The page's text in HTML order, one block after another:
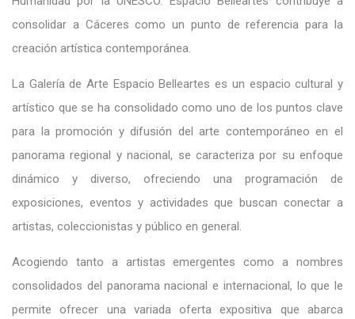
consolidar a Cáceres como un punto de referencia para la
creación artística contemporánea.
La Galería de Arte Espacio Belleartes es un espacio cultural y
artístico que se ha consolidado como uno de los puntos clave
para la promoción y difusión del arte contemporáneo en el
panorama regional y nacional, se caracteriza por su enfoque
dinámico y diverso, ofreciendo una programación de
exposiciones, eventos y actividades que buscan conectar a
artistas, coleccionistas y público en general.
Acogiendo tanto a artistas emergentes como a nombres
consolidados del panorama nacional e internacional, lo que le
permite ofrecer una variada oferta expositiva que abarca